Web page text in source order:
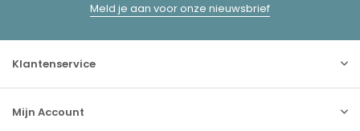
Meld je aan voor onze nieuwsbrief
Klantenservice
Mijn Account